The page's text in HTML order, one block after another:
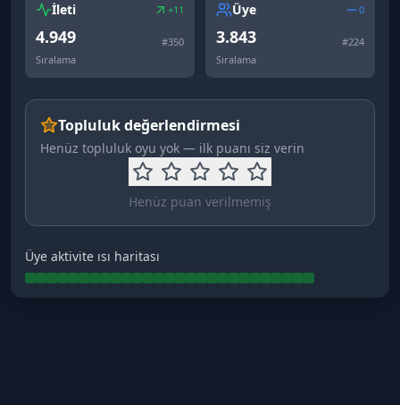
İleti +11
4.949 #350
Sıralama
Üye 0
3.843 #224
Sıralama
Topluluk değerlendirmesi
Henüz topluluk oyu yok — ilk puanı siz verin
Henüz puan verilmemiş
Üye aktivite ısı haritası